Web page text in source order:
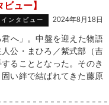
ュー】
インタビュー 2024年8月18日
へ」。中盤を迎えた物語
公・まひろ／紫式部（吉
ることとなった。そのき
い絆で結ばれてきた藤原